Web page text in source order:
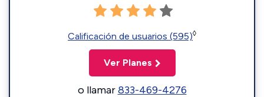
Calificación de usuarios (595)◊
Ver Planes
o llamar833-469-4276